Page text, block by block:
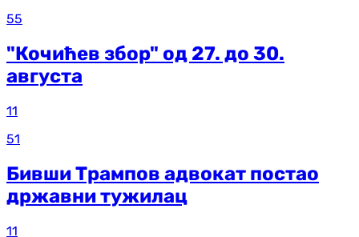
55
"Кочићев збор" од 27. до 30.
августа
11
51
Бивши Трампов адвокат постао
државни тужилац
11